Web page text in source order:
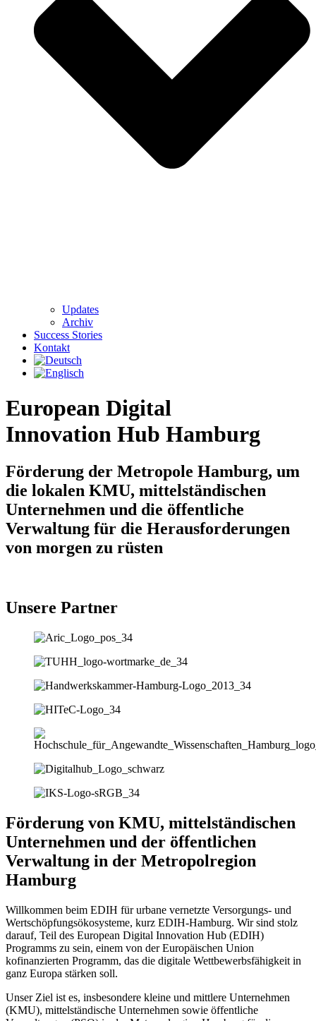
Updates
Archiv
Success Stories
Kontakt
European Digital
Innovation Hub Hamburg
Förderung der Metropole Hamburg, um
die lokalen KMU, mittelständischen
Unternehmen und die öffentliche
Verwaltung für die Herausforderungen
von morgen zu rüsten
Unsere Partner
Förderung von KMU, mittelständischen
Unternehmen und der öffentlichen
Verwaltung in der Metropolregion
Hamburg
Willkommen beim EDIH für urbane vernetzte Versorgungs- und
Wertschöpfungsökosysteme, kurz EDIH-Hamburg. Wir sind stolz
darauf, Teil des European Digital Innovation Hub (EDIH)
Programms zu sein, einem von der Europäischen Union
kofinanzierten Programm, das die digitale Wettbewerbsfähigkeit in
ganz Europa stärken soll.
Unser Ziel ist es, insbesondere kleine und mittlere Unternehmen
(KMU), mittelständische Unternehmen sowie öffentliche